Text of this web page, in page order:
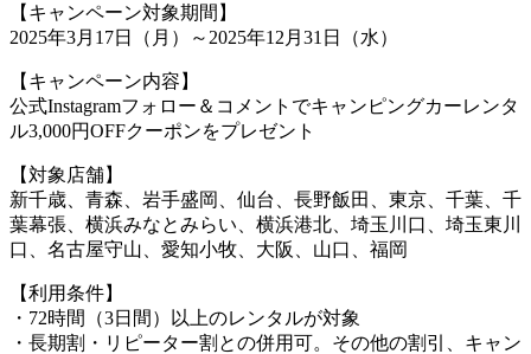
【キャンペーン対象期間】
2025年3月17日（月）～2025年12月31日（水）
【キャンペーン内容】
公式Instagramフォロー＆コメントでキャンピングカーレンタ
ル3,000円OFFクーポンをプレゼント
【対象店舗】
新千歳、青森、岩手盛岡、仙台、長野飯田、東京、千葉、千
葉幕張、横浜みなとみらい、横浜港北、埼玉川口、埼玉東川
口、名古屋守山、愛知小牧、大阪、山口、福岡
【利用条件】
・72時間（3日間）以上のレンタルが対象
・長期割・リピーター割との併用可。その他の割引、キャン